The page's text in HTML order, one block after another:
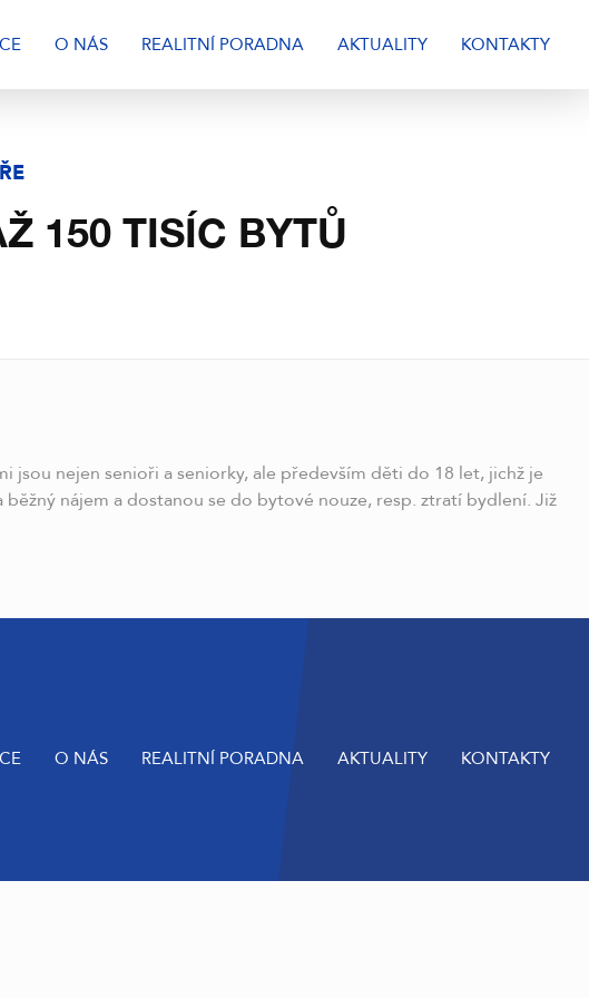
O NÁS REALITNÍ PORADNA AKTUALITY KONTAKTY
150 TISÍC BYTŮ
nejen senioři a seniorky, ale především děti do 18 let, jichž je
nájem a dostanou se do bytové nouze, resp. ztratí bydlení. Již
O NÁS REALITNÍ PORADNA AKTUALITY KONTAKTY